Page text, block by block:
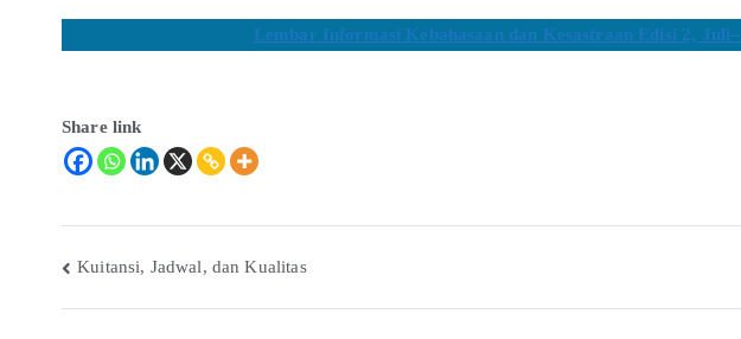
Lembar Informasi Kebahasaan dan Kesastraan Edisi 2,
Share link
Kuitansi, Jadwal, dan Kualitas